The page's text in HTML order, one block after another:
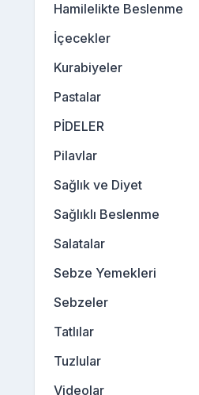
Hamilelikte Beslenme
İçecekler
Kurabiyeler
Pastalar
PİDELER
Pilavlar
Sağlık ve Diyet
Sağlıklı Beslenme
Salatalar
Sebze Yemekleri
Sebzeler
Tatlılar
Tuzlular
Videolar